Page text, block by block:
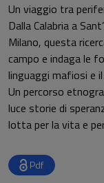
Un viaggio tra
Dalla Calabria a
Milano, questa
campo e indaga le
linguaggi mafiosi e
Un percorso
luce storie di
lotta per la vita e
come gesto,
ascolto e cura,
Pdf